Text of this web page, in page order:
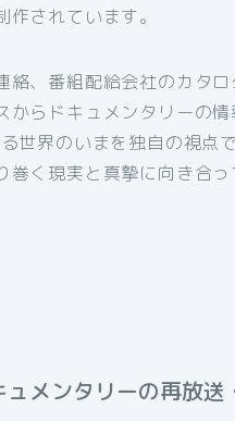
されています。
絡、番組配給会社のカタ
からドキュメンタリーの
世界のいまを独自の視点
巻く現実と真摯に向き合
ュメンタリーの再放送